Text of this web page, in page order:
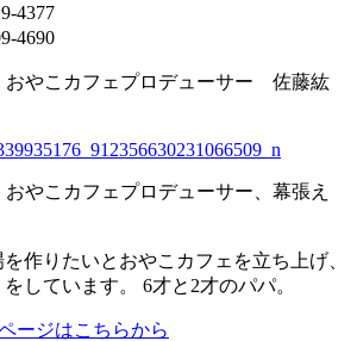
4377
4690
おやこカフェプロデューサー 佐藤紘
やこカフェプロデューサー、幕張え
作りたいとおやこカフェを立ち上げ、
しています。 6才と2才のパパ。
ージはこちらから